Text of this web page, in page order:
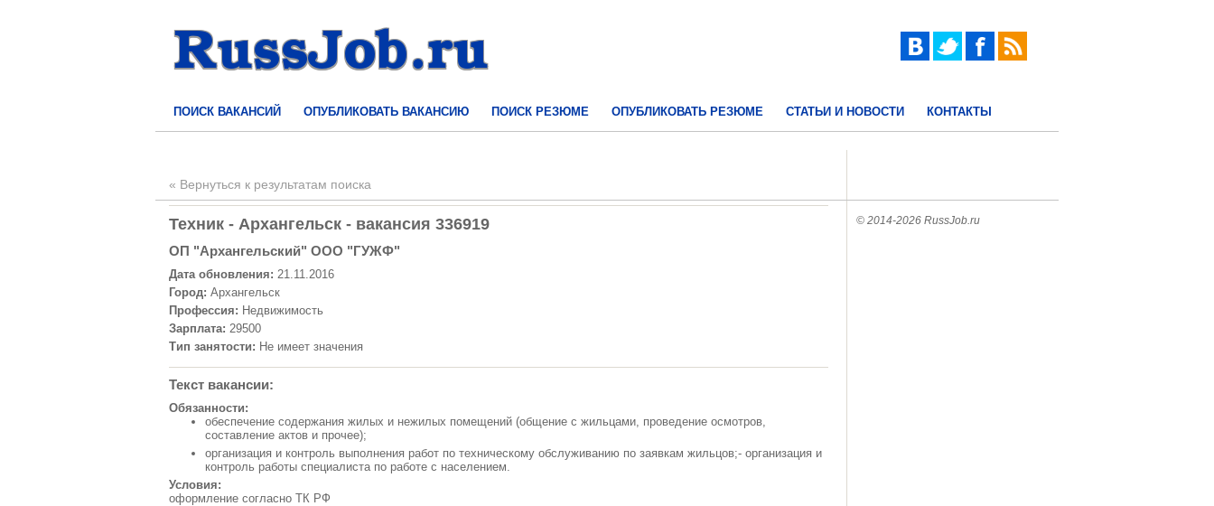
ПОИСК ВАКАНСИЙ ОПУБЛИКОВАТЬ ВАКАНСИЮ ПОИСК РЕЗЮМЕ ОПУБЛИКОВАТЬ РЕЗЮМЕ СТАТЬИ И НОВОСТИ КОНТАКТЫ
« Вернуться к результатам поиска
Техник - Архангельск - вакансия 336919
ОП "Архангельский" ООО "ГУЖФ"
Дата обновления: 21.11.2016
Город: Архангельск
Профессия: Недвижимость
Зарплата: 29500
Тип занятости: Не имеет значения
Текст вакансии:
Обязанности:
обеспечение содержания жилых и нежилых помещений (общение с жильцами, проведение осмотров,
составление актов и прочее);
организация и контроль выполнения работ по техническому обслуживанию по заявкам жильцов;- организация и
контроль работы специалиста по работе с населением.
Условия:
оформление согласно ТК РФ
© 2014-2026 RussJob.ru